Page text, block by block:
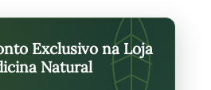
Exclusivo na Loja
Natural